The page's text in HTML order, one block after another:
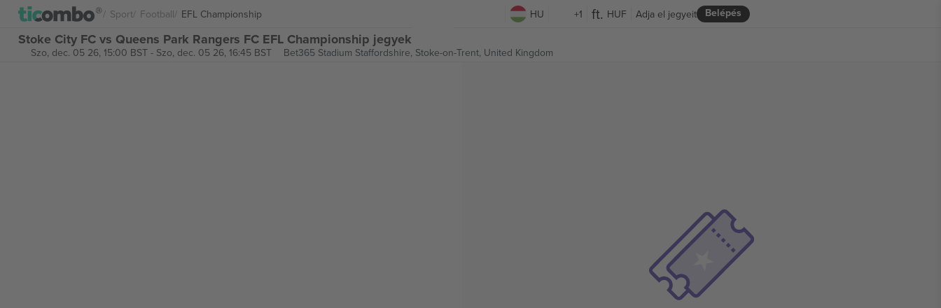
Sport Football EFL Championship HU +1 HUF Belépés
Adja el jegyeit
Stoke City FC vs Queens Park Rangers FC EFL Championship jegyek
Szo, dec. 05 26, 15:00 BST- Szo, dec. 05 26, 16:45 BST Bet365 Stadium Staffordshire, Stoke-on-Trent, United Kingdom